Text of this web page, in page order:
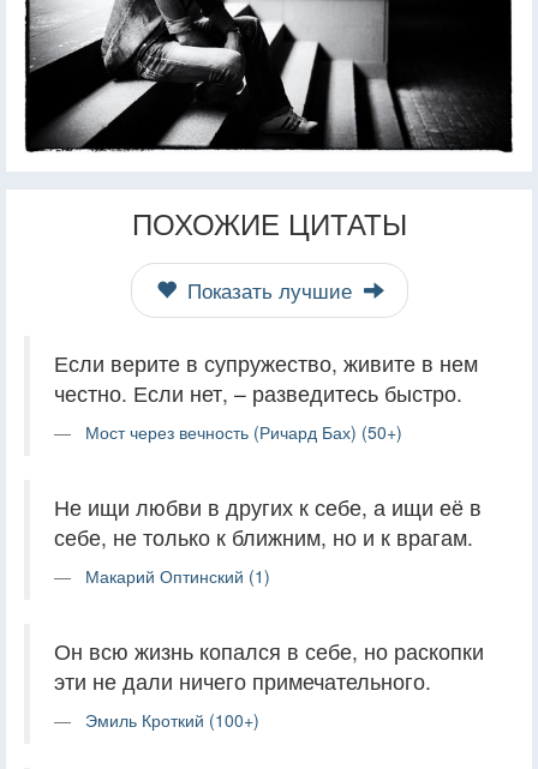
ПОХОЖИЕ ЦИТАТЫ
Показать лучшие
Если верите в супружество, живите в нем
честно. Если нет, – разведитесь быстро.
Мост через вечность (Ричард Бах) (50+)
Не ищи любви в других к себе, а ищи её в
себе, не только к ближним, но и к врагам.
Макарий Оптинский (1)
Он всю жизнь копался в себе, но раскопки
эти не дали ничего примечательного.
Эмиль Кроткий (100+)